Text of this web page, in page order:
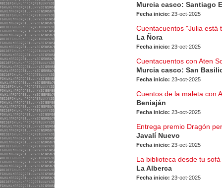
Murcia casco: Santiago
Fecha inicio: 23-oct-2025
Cuentacuentos "Julia está
La Ñora
Fecha inicio: 23-oct-2025
Cuentacuentos con Aten
Murcia casco: San
Fecha inicio: 23-oct-2025
Cuentos de la maleta con
Beniaján
Fecha inicio: 23-oct-2025
Entrega premio Dragón
Javalí Nuevo
Fecha inicio: 23-oct-2025
La biblioteca desde tu sofá
La Alberca
Fecha inicio: 23-oct-2025